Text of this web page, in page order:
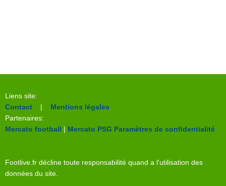
Liens site:
Contact | Mentions légales
Partenaires:
Mercato football | Mercato PSG Paramètres de confidentialité
Footlive.fr décline toute responsabilité quand a l'utilisation des
données du site.